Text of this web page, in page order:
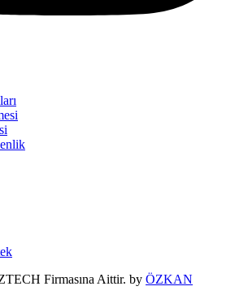
Firmasına Aittir. by ÖZKAN